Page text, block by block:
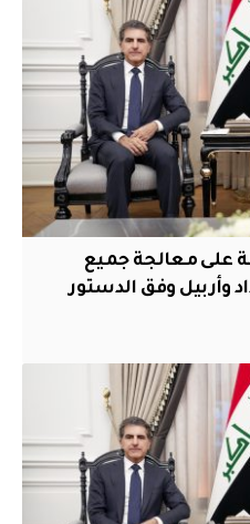
على معالجة جميع
وأربيل وفق الدستور